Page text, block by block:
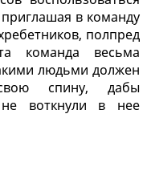
в команду
полпред
команда весьма
людьми должен
спину, дабы
воткнули в нее